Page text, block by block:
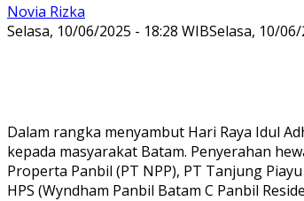
Novia Rizka
Selasa, 10/06/2025 - 18:28 WIBSelasa, 10/
Dalam rangka menyambut Hari Raya Idul
kepada masyarakat Batam. Penyerahan
Properta Panbil (PT NPP), PT Tanjung
HPS (Wyndham Panbil Batam C Panbil